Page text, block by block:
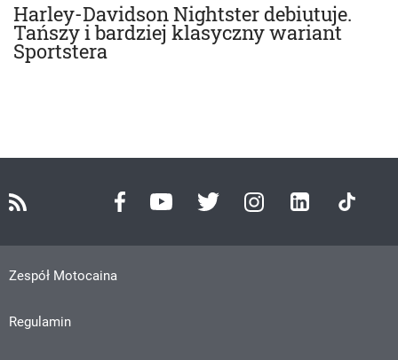
Harley-Davidson Nightster debiutuje.
Tańszy i bardziej klasyczny wariant
Sportstera
Zespół Motocaina
Regulamin